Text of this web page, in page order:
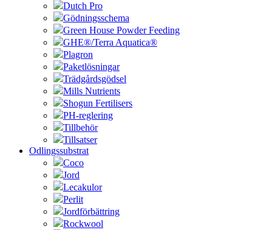
Dutch Pro
Gödningsschema
Green House Powder Feeding
GHE®/Terra Aquatica®
Plagron
Paketlösningar
Trädgårdsgödsel
Mills Nutrients
Shogun Fertilisers
PH-reglering
Tillbehör
Tillsatser
Odlingssubstrat
Coco
Jord
Lecakulor
Perlit
Jordförbättring
Rockwool